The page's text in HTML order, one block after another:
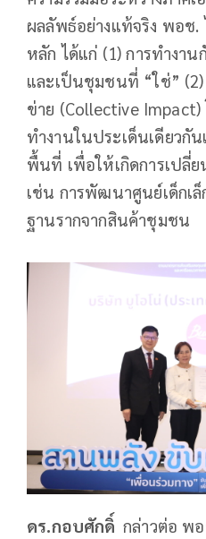
ผลลัพธ์อย่างแท้จริง พอช.
หลัก ได้แก่ (1) การทำงา
และเป็นชุมชนที่ “ใช่” (2)
ข่าย (Collective
ทำงานในประเด็นเดียวกั
พื้นที่ เพื่อให้เกิดการเปลี่
เช่น การพัฒนาศูนย์เด็กเล็
ฐานรากจากสินค้าชุมชน
ดร.กอบศักดิ์ กล่าวต่อ พ